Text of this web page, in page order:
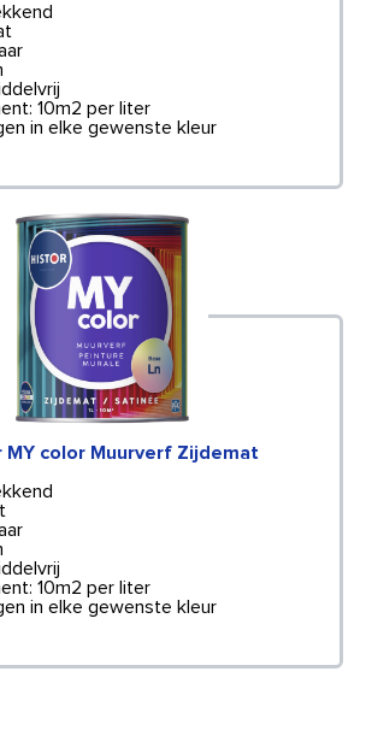
10m2 per liter
in elke gewenste kleur
MY color Muurverf Zijdemat
10m2 per liter
in elke gewenste kleur